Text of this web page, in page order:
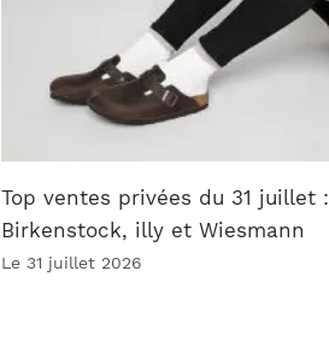
Top ventes privées du 31 juillet :
Birkenstock, illy et Wiesmann
Le 31 juillet 2026